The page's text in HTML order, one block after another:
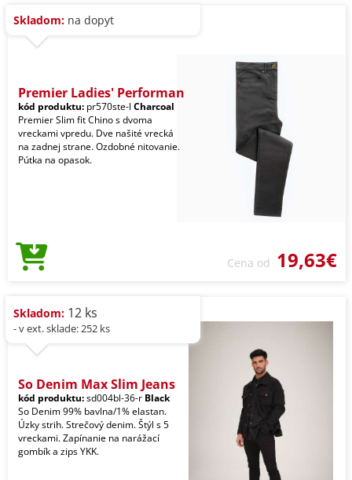
Skladom: na dopyt
Premier Ladies' Performan
kód produktu: pr570ste-l Charcoal
Premier Slim fit Chino s dvoma
vreckami vpredu. Dve našité vrecká
na zadnej strane. Ozdobné nitovanie.
Pútka na opasok.
Cena od 19,63€
Skladom: 12 ks
- v ext. sklade: 252 ks
So Denim Max Slim Jeans
kód produktu:sd004bl-36-r Black
So Denim 99% bavlna/1% elastan.
Úzky strih. Strečový denim. Štýl s 5
vreckami. Zapínanie na narážací
gombík a zips YKK.